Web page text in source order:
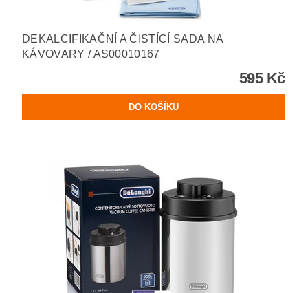
DEKALCIFIKAČNÍ A ČISTÍCÍ SADA NA
KÁVOVARY / AS00010167
595 Kč